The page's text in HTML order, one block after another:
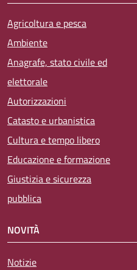
Agricoltura e pesca
Ambiente
Anagrafe, stato civile ed
elettorale
Autorizzazioni
Catasto e urbanistica
Cultura e tempo libero
Educazione e formazione
Giustizia e sicurezza
pubblica
NOVITÀ
Notizie